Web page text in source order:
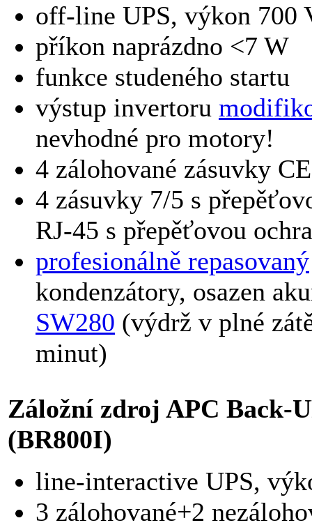
off-line UPS, výkon 700
příkon naprázdno <7 W
funkce studeného startu
výstup invertoru
nevhodné pro motory!
4 zálohované zásuvky
4 zásuvky 7/5 s
RJ-45 s přepěťovou
profesionálně repasovaný
kondenzátory, osazen
SW280 (výdrž v plné
minut)
Záložní zdroj APC Back-
(BR800I)
line-interactive UPS,
3 zálohované+2